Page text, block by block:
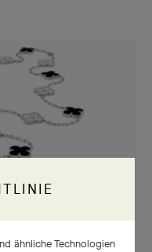
ähnliche Technologien